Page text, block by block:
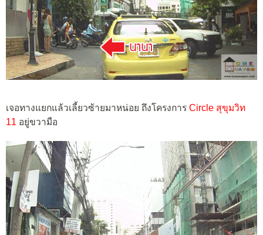
เจอทางแยกแล้วเลี้ยวซ้ายมาหน่อย ถึงโครงการ Circle สุขุมวิท
11 อยู่ขวามือ